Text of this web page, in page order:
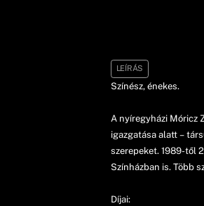
LEÍRÁS
Színész, énekes.
A nyíregyházi Móricz
igazgatása alatt –
szerepeket. 1989-től
Színházban is. Több
Díjai: